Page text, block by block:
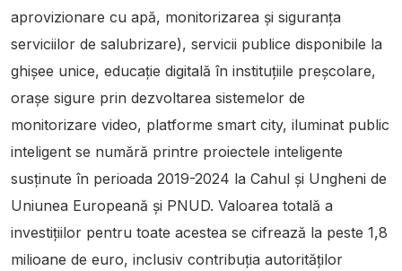
aprovizionare cu apă, monitorizarea și siguranța
serviciilor de salubrizare), servicii publice disponibile la
ghișee unice, educație digitală în instituțiile preșcolare,
orașe sigure prin dezvoltarea sistemelor de
monitorizare video, platforme smart city, iluminat public
inteligent se numără printre proiectele inteligente
susținute în perioada 2019-2024 la Cahul și Ungheni de
Uniunea Europeană și PNUD. Valoarea totală a
investițiilor pentru toate acestea se cifrează la peste 1,8
milioane de euro, inclusiv contribuția autorităților